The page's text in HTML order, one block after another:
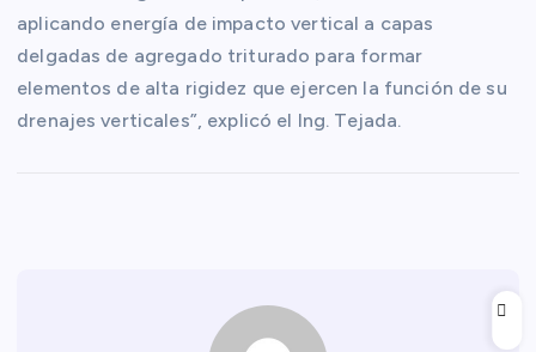
aplicando energía de impacto vertical a capas
delgadas de agregado triturado para formar
elementos de alta rigidez que ejercen la función de su
drenajes verticales”, explicó el Ing. Tejada.